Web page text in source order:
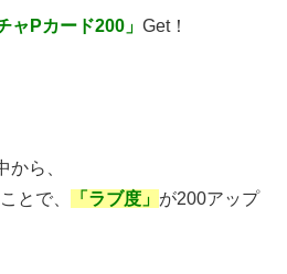
ャPカード200」 Get！
ら、
とで、 「ラブ度」 が200アップ